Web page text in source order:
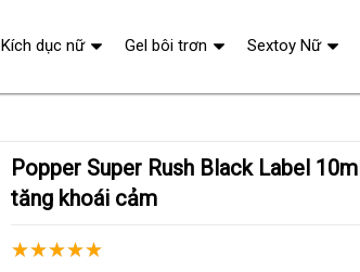
Popper Super Rush Black Label 10ml Mỹ chính hãng
tăng khoái cảm
Kích dục nữ Gel bôi trơn Sextoy Nữ